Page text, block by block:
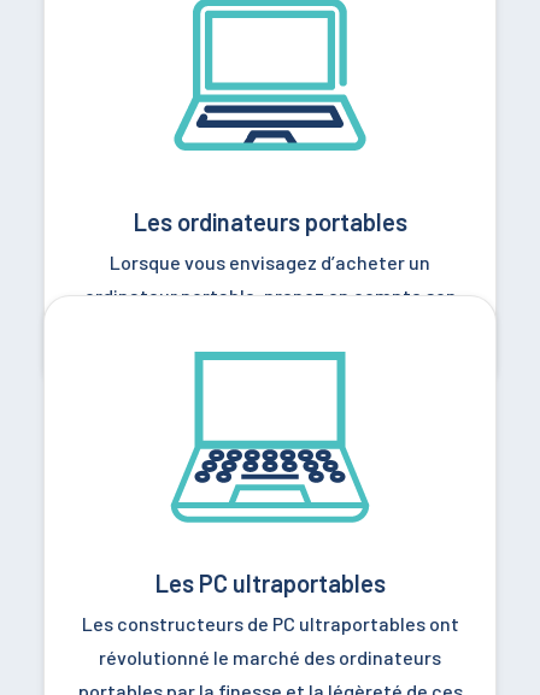
Les ordinateurs portables
Lorsque vous envisagez d’acheter un
ordinateur portable, prenez en compte son
Les PC ultraportables
Les constructeurs de PC ultraportables ont
révolutionné le marché des ordinateurs